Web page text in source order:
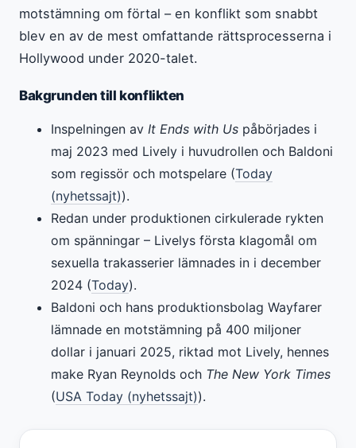
motstämning om förtal – en konflikt som snabbt
blev en av de mest omfattande rättsprocesserna i
Hollywood under 2020-talet.
Bakgrunden till konflikten
Inspelningen av It Ends with Us påbörjades i
maj 2023 med Lively i huvudrollen och Baldoni
som regissör och motspelare (Today
(nyhetssajt)).
Redan under produktionen cirkulerade rykten
om spänningar – Livelys första klagomål om
sexuella trakasserier lämnades in i december
2024 (Today).
Baldoni och hans produktionsbolag Wayfarer
lämnade en motstämning på 400 miljoner
dollar i januari 2025, riktad mot Lively, hennes
make Ryan Reynolds och The New York Times
(USA Today (nyhetssajt)).